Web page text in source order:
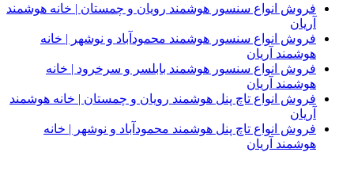
فروش انواع سنسور هوشمند رویان و چمستان | خانه هوشمند
آریان
فروش انواع سنسور هوشمند محمودآباد و نوشهر | خانه
هوشمند آریان
فروش انواع سنسور هوشمند بابلسر و سرخرود | خانه
هوشمند آریان
فروش انواع تاچ پنل هوشمند رویان و چمستان | خانه هوشمند
آریان
فروش انواع تاچ پنل هوشمند محمودآباد و نوشهر | خانه
هوشمند آریان